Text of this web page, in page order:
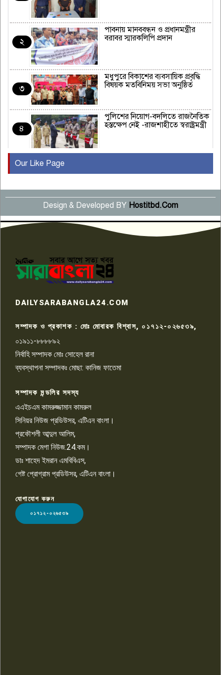
২
পাবনায় মানববন্ধন ও প্রধানমন্ত্রীর
বরাবর স্মারকলিপি প্রদান
৩
মধুপুরে বিকাশের ব্যবসায়িক প্রবৃদ্ধি
বিষয়ক মতবিনিময় সভা অনুষ্ঠিত
৪
পুলিশের নিয়োগ-বদলিতে রাজনৈতিক
হস্তক্ষেপ নেই -রাজশাহীতে স্বরাষ্ট্রমন্ত্রী
৫
বছর পূর্তি উদযাপন
৬
সংবাদ সম্মেলনে অভিযোগ অস্বীকার
উদ্দেশ্য প্রণোদিত সংবাদ প্রকাশের
প্রতিবাদ নাজির হাসানের
৭
কেটে ঘরে ঢুকে স্কুল শিক্ষিকাকে হত্যা
টয়লেটের ট্যাংকি থেকে লাশ উদ্ধার
রাজশাহীতে সন্ত্রাসী হামলায় গুরুতর
চাঁদাবাজি ও হয়রানির অভিযোগ
১০
Our Like Page
Design & Developed BY Hostitbd.Com
LOGO
DAILYSARABANGLA24.COM
সম্পাদক ও প্রকাশক : মোঃ মোবারক বিশ্বাস, ০১৭১২-০২৬৫৩৯,
০১৯১১-৮৮৮৮৯২
নির্বাহি সম্পাদক মোঃ সোহেল রানা
ব্যবস্থাপনা সম্পাদকঃ মোছা: কানিজ ফাতেমা
সম্পাদক মন্ডলির সদস্য
এএইচএম কামরুজ্জামান কামরুল
সিনিয়র নিউজ প্রডিউসর, এটিএন বাংলা।
প্রকৌশলী আব্দুল আলিম,
সম্পাদক মেগা নিউজ.24.কম।
ডাঃ শাহেদ ইমরান এমবিবিএস,
গেষ্ট প্রোগ্রাম প্রডিউসর, এটিএন বাংলা।
যোগাযোগ করুন
০১৭১২-০২৬৫৩৯